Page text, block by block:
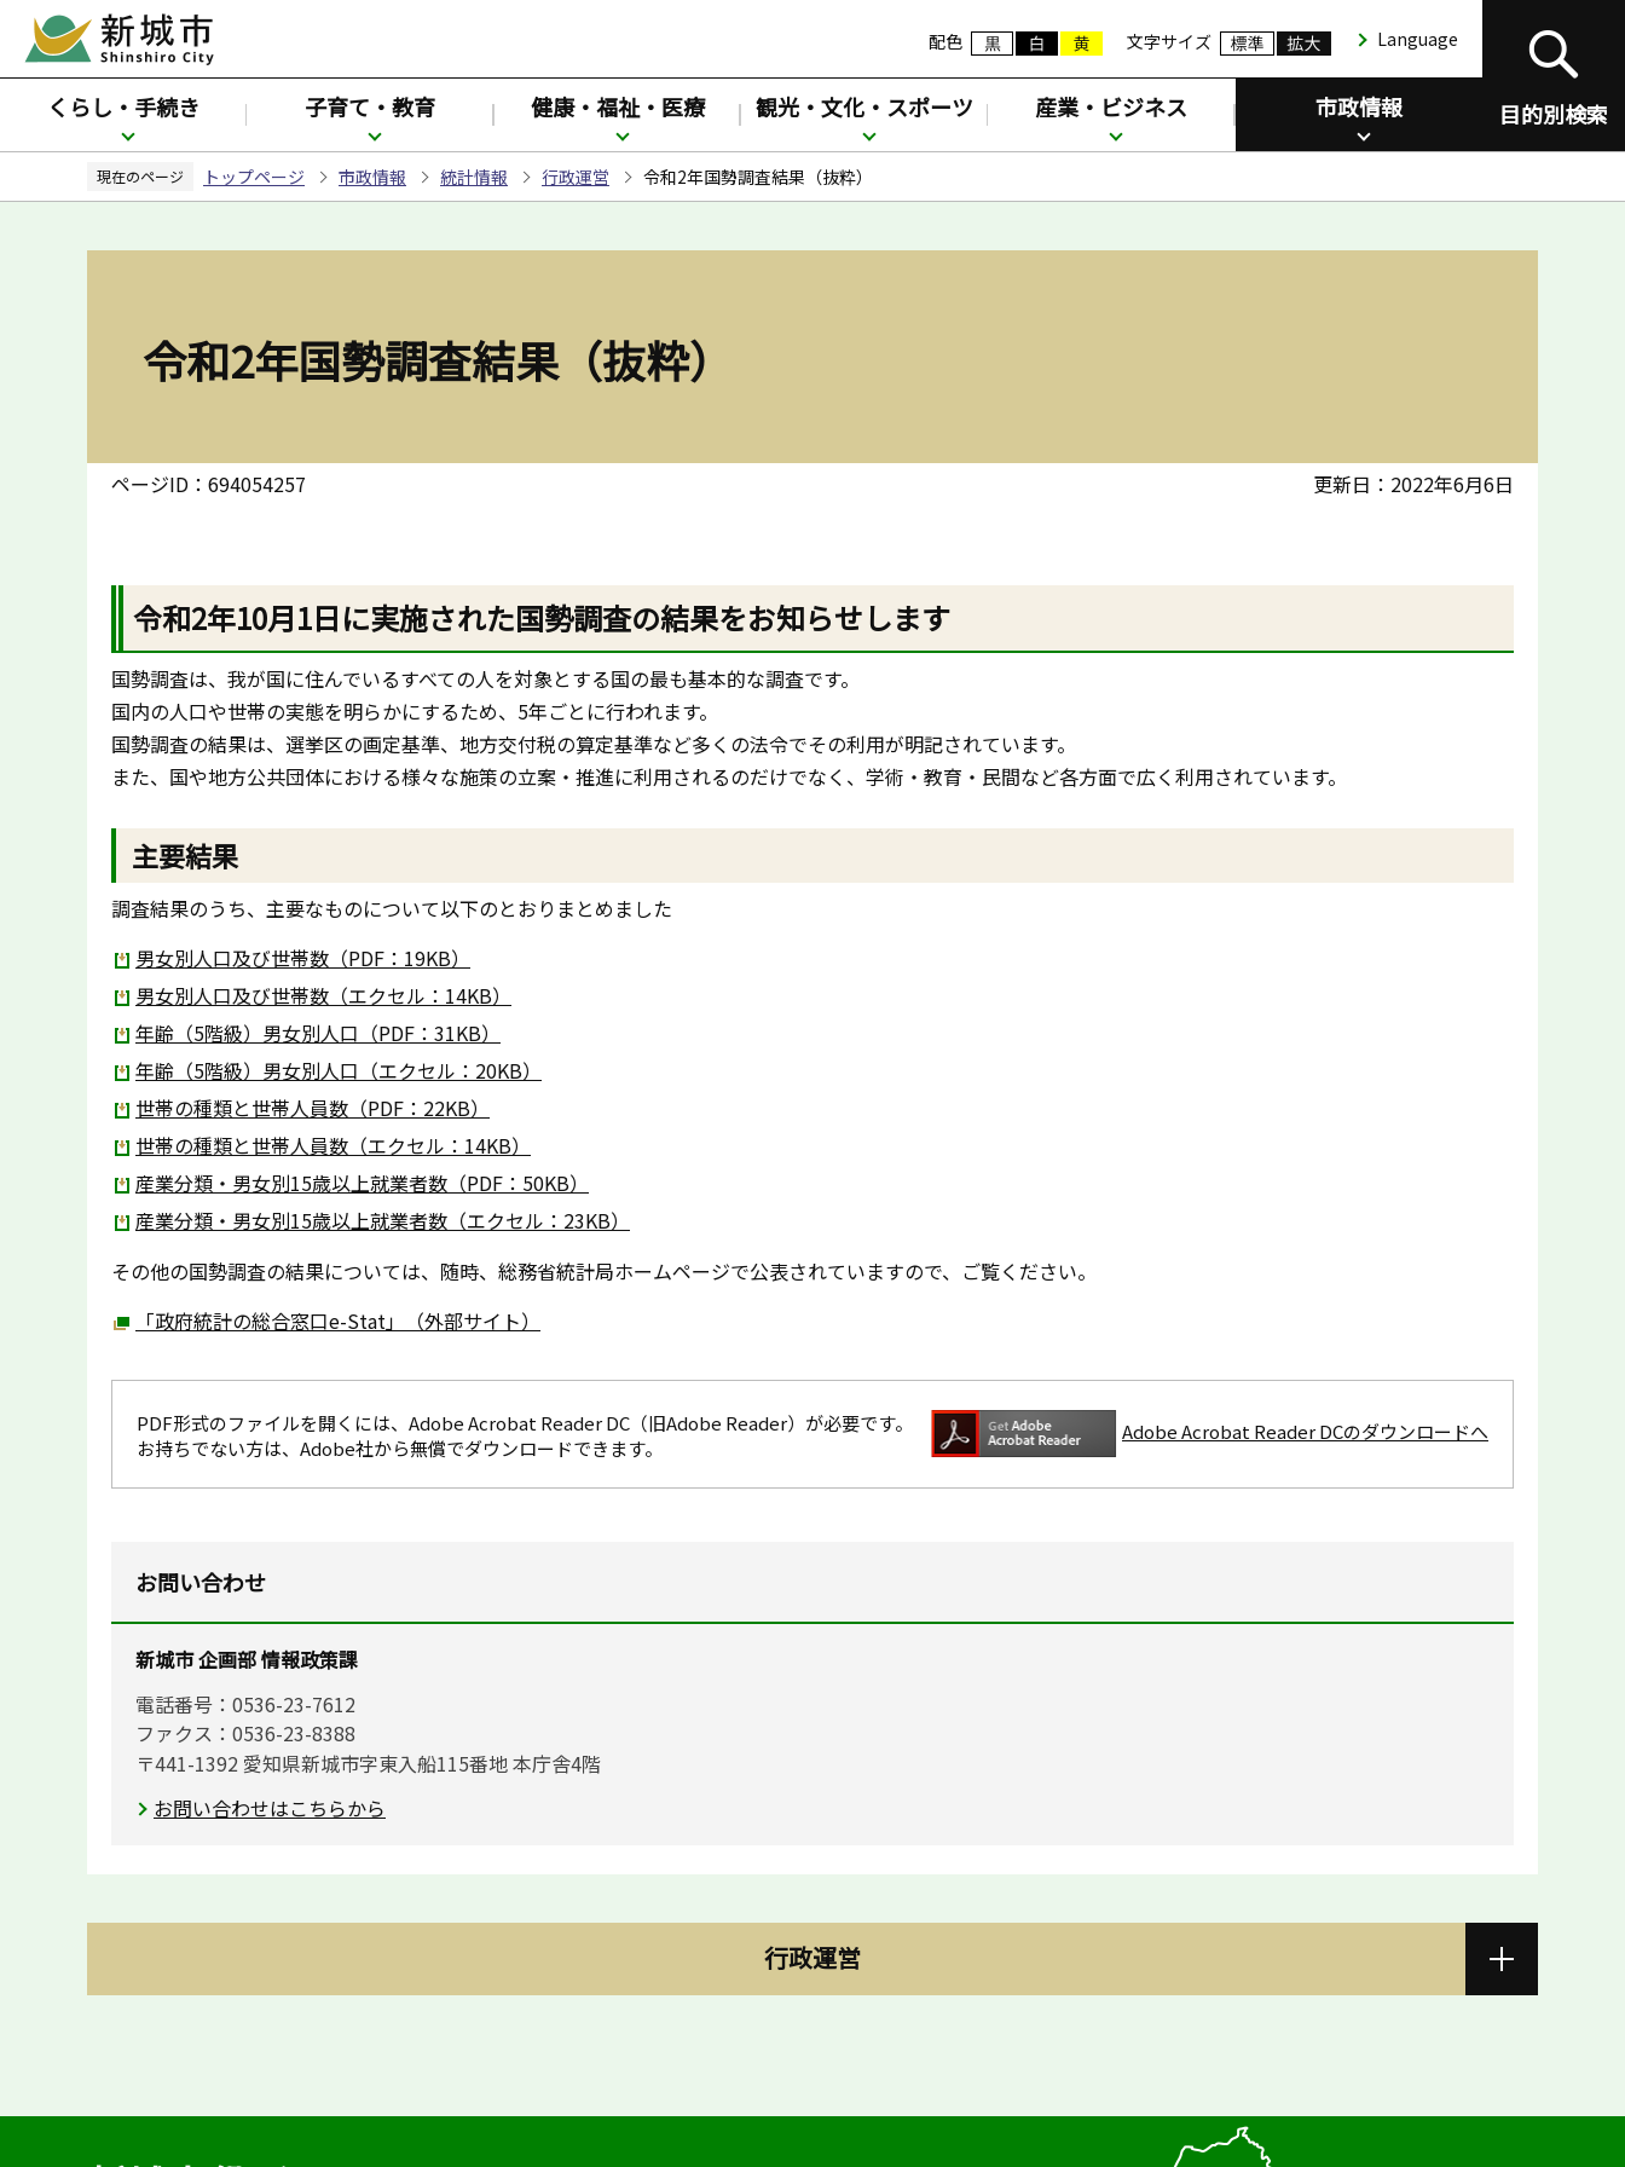
ペ
ジ
先
配色 文字サイズ Language
目的別検索
くらし・手続き 子育て・教育 健康・福祉・医療 観光・文化・スポーツ 産業・ビジネス 市政情報
現在のページ トップページ 市政情報 統計情報 行政運営 令和2年国勢調査結果（抜粋）
令和2年国勢調査結果（抜粋）
ページID：694054257 更新日：2022年6月6日
令和2年10月1日に実施された国勢調査の結果をお知らせします
国勢調査は、我が国に住んでいるすべての人を対象とする国の最も基本的な調査です。
国内の人口や世帯の実態を明らかにするため、5年ごとに行われます。
国勢調査の結果は、選挙区の画定基準、地方交付税の算定基準など多くの法令でその利用が明記されています。
また、国や地方公共団体における様々な施策の立案・推進に利用されるのだけでなく、学術・教育・民間など各方面で広く利用されています。
主要結果
調査結果のうち、主要なものについて以下のとおりまとめました
男女別人口及び世帯数（PDF：19KB）
男女別人口及び世帯数（エクセル：14KB）
年齢（5階級）男女別人口（PDF：31KB）
年齢（5階級）男女別人口（エクセル：20KB）
世帯の種類と世帯人員数（PDF：22KB）
世帯の種類と世帯人員数（エクセル：14KB）
産業分類・男女別15歳以上就業者数（PDF：50KB）
産業分類・男女別15歳以上就業者数（エクセル：23KB）
その他の国勢調査の結果については、随時、総務省統計局ホームページで公表されていますので、ご覧ください。
「政府統計の総合窓口e-Stat」（外部サイト）
PDF形式のファイルを開くには、Adobe Acrobat Reader DC（旧Adobe Reader）が必要です。
お持ちでない方は、Adobe社から無償でダウンロードできます。
Adobe Acrobat Reader DCのダウンロードへ
お問い合わせ
新城市 企画部 情報政策課
電話番号：0536-23-7612
ファクス：0536-23-8388
〒441-1392 愛知県新城市字東入船115番地 本庁舎4階
お問い合わせはこちらから
行政運営